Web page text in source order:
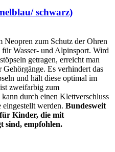
schwarz)
Neopren zum Schutz der Ohren
Wasser- und Alpinsport. Wird
getragen, erreicht man
Es verhindert das
und hält diese optimal im
zweifarbig zum
durch einen Klettverschluss
werden. Bundesweit
Kinder, die mit
sind, empfohlen.